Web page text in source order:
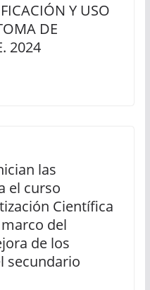
Y USO
DE
2024
las
el curso
Científica
del
de los
secundario